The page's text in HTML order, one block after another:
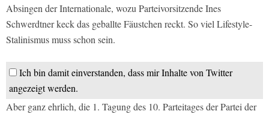
Absingen der Internationale, wozu Parteivorsitzende Ines
Schwerdtner keck das geballte Fäustchen reckt. So viel Lifestyle-
Stalinismus muss schon sein.
Ich bin damit einverstanden, dass mir Inhalte von Twitter
angezeigt werden.
Aber ganz ehrlich, die 1. Tagung des 10. Parteitages der Partei der